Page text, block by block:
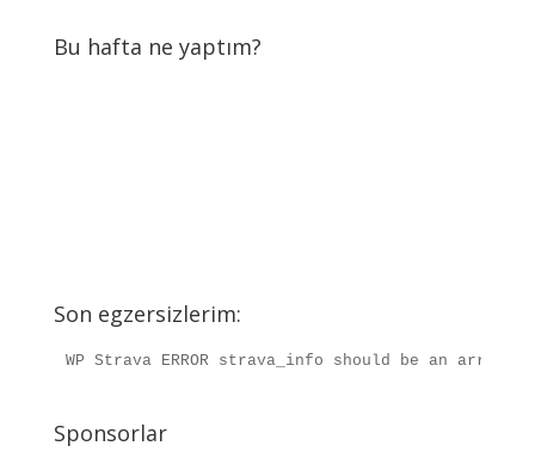
Bu hafta ne yaptım?
Son egzersizlerim:
WP Strava ERROR strava_info should be an
Sponsorlar